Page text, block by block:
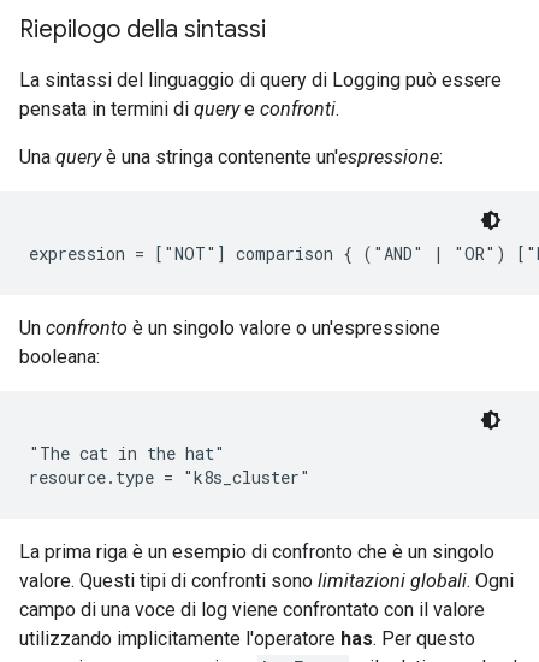
Riepilogo della sintassi
La sintassi del linguaggio di query di Logging può essere
pensata in termini di querye confronti.
Una queryè una stringa contenente un'espressione:
Un confronto è un singolo valore o un'espressione
booleana:
"The cat in the hat"
La prima riga è un esempio di confronto che è un singolo
valore. Questi tipi di confronti sono limitazioni globali. Ogni
campo di una voce di log viene confrontato con il valore
utilizzando implicitamente l'operatore has. Per questo